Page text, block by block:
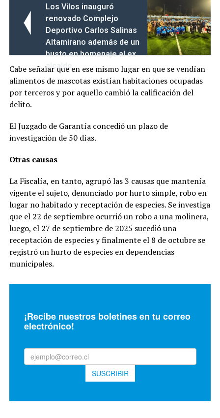
Los Vilos inauguró
renovado Complejo
Deportivo Carlos Salinas
Altamirano además de un
busto en homenaje al ex
alcalde
Cabe señalar que en ese mismo lugar en que se vendían
alimentos de mascotas existían habitaciones ocupadas
por terceros y por aquello cambió la calificación del
delito.
El Juzgado de Garantía concedió un plazo de
investigación de 50 días.
Otras causas
La Fiscalía, en tanto, agrupó las 3 causas que mantenía
vigente el sujeto, denunciado por hurto simple, robo en
lugar no habitado y receptación de especies. Se investiga
que el 22 de septiembre ocurrió un robo a una molinera,
luego, el 27 de septiembre de 2025 sucedió una
receptación de especies y finalmente el 8 de octubre se
registró un hurto de especies en dependencias
municipales.